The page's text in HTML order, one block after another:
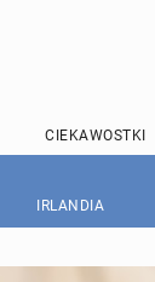
CIEKAWOSTKI
IRLANDIA